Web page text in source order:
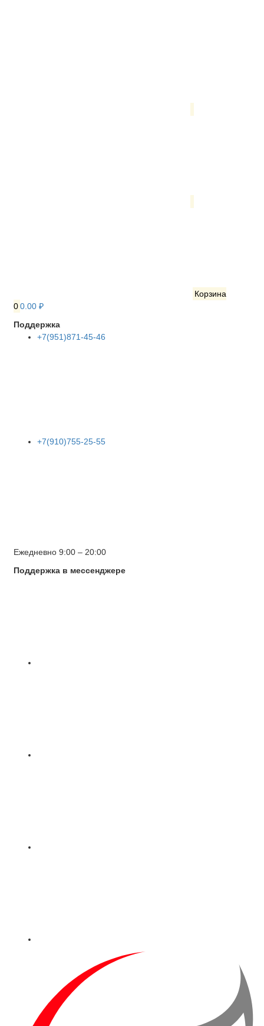
Корзина
00.00 ₽
Поддержка
+7(951)871-45-46
+7(910)755-25-55
Ежедневно 9:00 – 20:00
Поддержка в мессенджере